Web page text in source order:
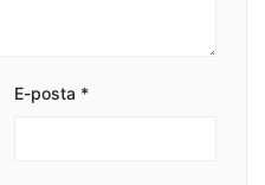
E-posta *